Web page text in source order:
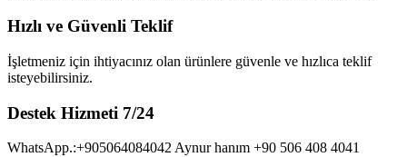
Hızlı ve Güvenli Teklif
İşletmeniz için ihtiyacınız olan ürünlere güvenle ve hızlıca teklif
isteyebilirsiniz.
Destek Hizmeti 7/24
WhatsApp.:+905064084042 Aynur hanım +90 506 408 4041